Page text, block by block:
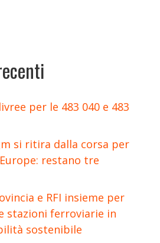
per le 483 040 e 483
si ritira dalla corsa per
restano tre
e RFI insieme per
stazioni ferroviarie in
sostenibile